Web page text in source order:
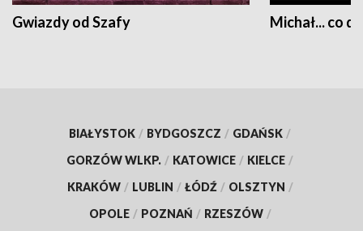
Gwiazdy od Szafy Michał... co
BIAŁYSTOK / BYDGOSZCZ / GDAŃSK /
GORZÓW WLKP. / KATOWICE / KIELCE /
KRAKÓW / LUBLIN / ŁÓDŹ / OLSZTYN /
OPOLE / POZNAŃ / RZESZÓW /